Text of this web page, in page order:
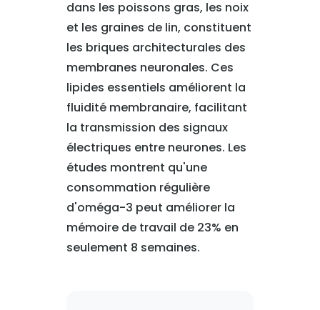
dans les poissons gras, les noix
et les graines de lin, constituent
les briques architecturales des
membranes neuronales. Ces
lipides essentiels améliorent la
fluidité membranaire, facilitant
la transmission des signaux
électriques entre neurones. Les
études montrent qu'une
consommation régulière
d'oméga-3 peut améliorer la
mémoire de travail de 23% en
seulement 8 semaines.